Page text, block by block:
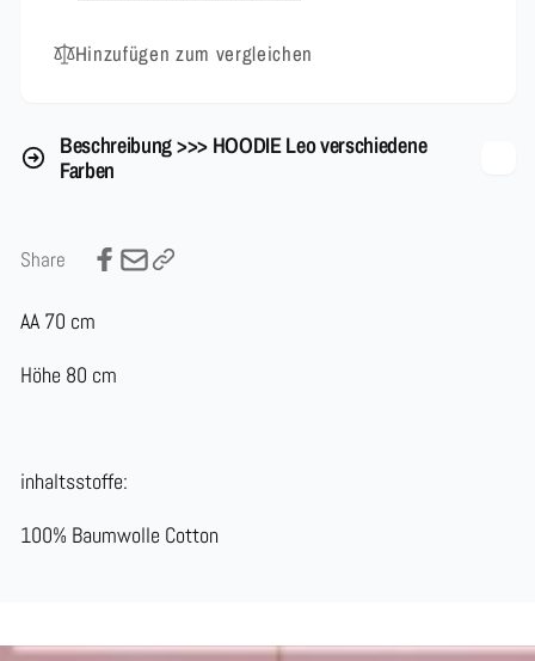
Hinzufügen zum vergleichen
Beschreibung >>> HOODIE Leo verschiedene
Farben
Share
AA 70 cm
Höhe 80 cm
inhaltsstoffe:
100% Baumwolle Cotton